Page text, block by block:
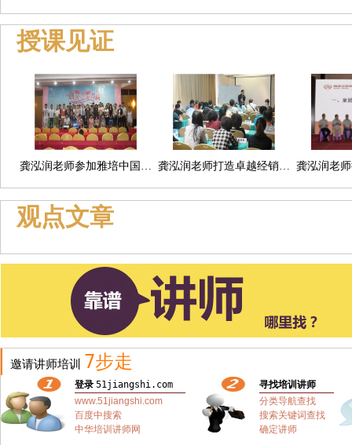
授课见证
龚泓润老师参加雅培中国… 龚泓润老师打造卓越经销… 龚泓润老
观点文章
邀请讲师培训 7步走
登录 51jiangshi.com
www.51jiangshi.com
百度中搜索
中华培训讲师网
寻找培训讲师
分类导航查找
搜索关键词查找
确定讲师